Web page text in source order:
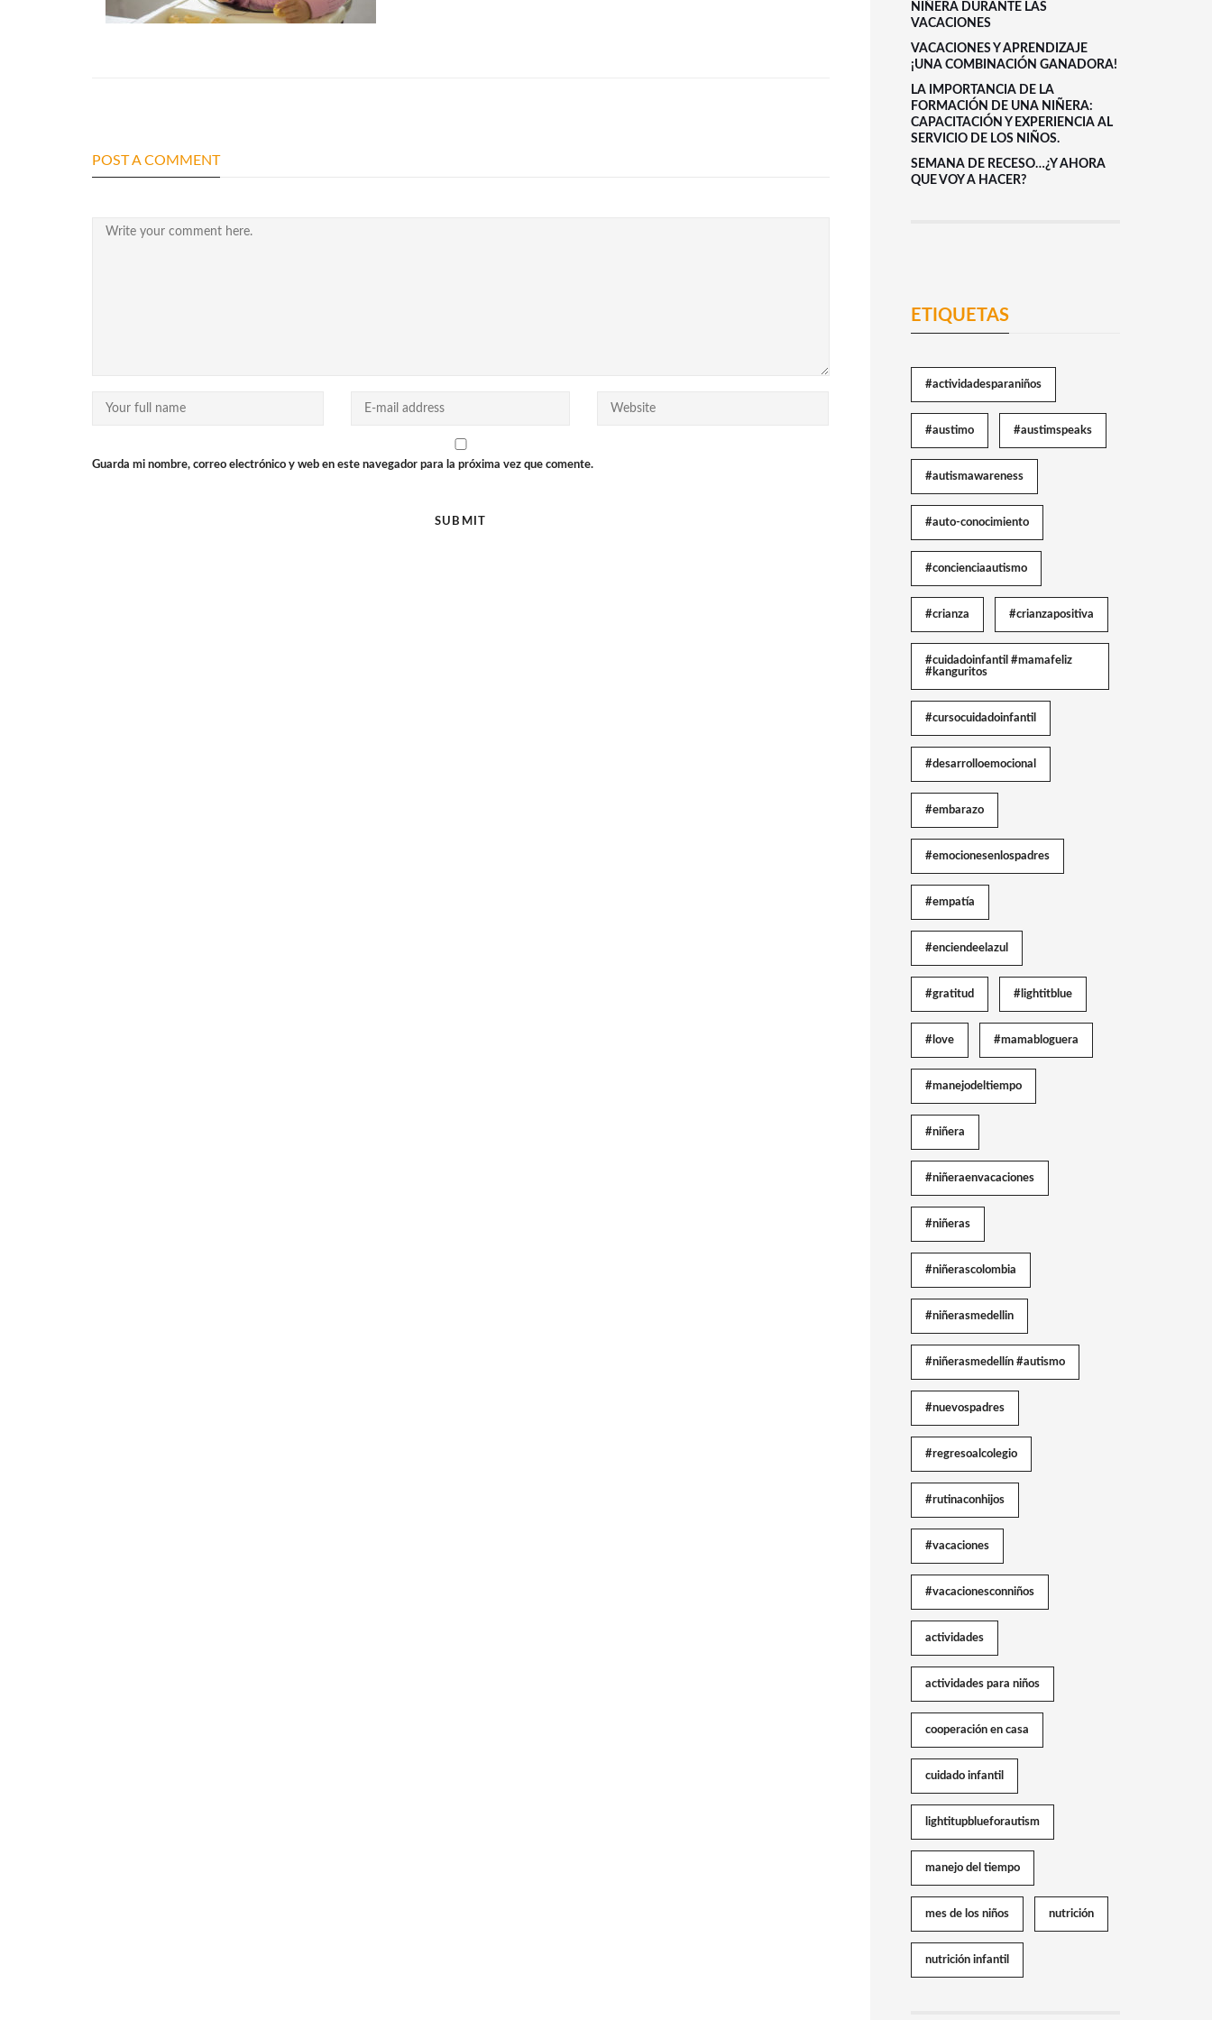
POST A COMMENT
Guarda mi nombre, correo electrónico y web en este navegador para la próxima vez que comente.
NIÑERA DURANTE LAS
VACACIONES
VACACIONES Y APRENDIZAJE
¡UNA COMBINACIÓN GANADORA!
LA IMPORTANCIA DE LA
FORMACIÓN DE UNA NIÑERA:
CAPACITACIÓN Y EXPERIENCIA AL
SERVICIO DE LOS NIÑOS.
SEMANA DE RECESO…¿Y AHORA
QUE VOY A HACER?
ETIQUETAS
#actividadesparaniños
#austimo #austimspeaks
#autismawareness
#auto-conocimiento
#concienciaautismo
#crianza #crianzapositiva
#cuidadoinfantil #mamafeliz
#kanguritos
#cursocuidadoinfantil
#desarrolloemocional
#embarazo
#emocionesenlospadres
#empatía
#enciendeelazul
#gratitud #lightitblue
#love #mamabloguera
#manejodeltiempo
#niñera
#niñeraenvacaciones
#niñeras
#niñerascolombia
#niñerasmedellin
#niñerasmedellín #autismo
#nuevospadres
#regresoalcolegio
#rutinaconhijos
#vacaciones
#vacacionesconniños
actividades
actividades para niños
cooperación en casa
cuidado infantil
lightitupblueforautism
manejo del tiempo
mes de los niños nutrición
nutrición infantil